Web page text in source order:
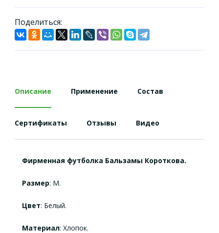
Поделиться:
Описание Применение Состав
Сертификаты Отзывы Видео
Фирменная футболка Бальзамы Короткова.
Размер: M.
Цвет: Белый.
Материал: Хлопок.